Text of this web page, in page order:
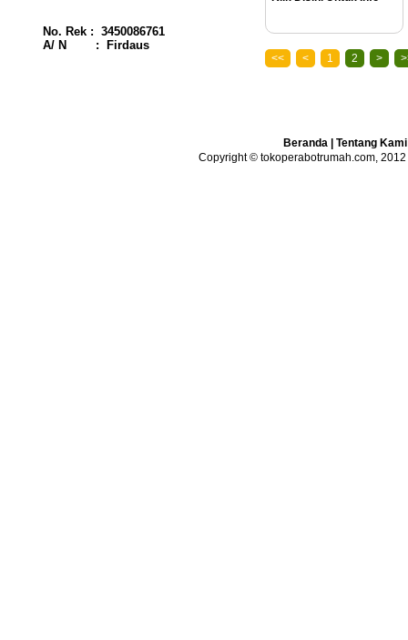
No. Rek : 3450086761
A/ N : Firdaus
<< < 1 2 >
Beranda| Tentang Kami
Copyright © tokoperabotrumah.com,